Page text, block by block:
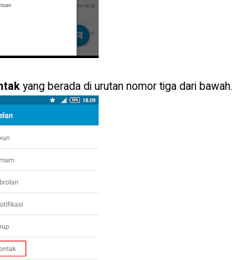
yang berada di urutan nomor tiga dari bawah.